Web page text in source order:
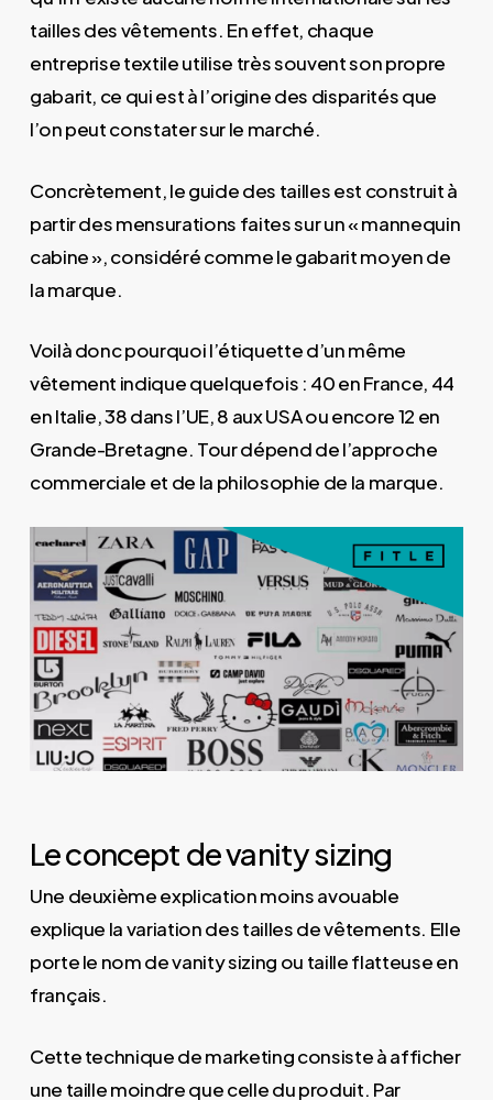
tailles des vêtements. En effet, chaque
entreprise textile utilise très souvent son propre
gabarit, ce qui est à l’origine des disparités que
l’on peut constater sur le marché.
Concrètement, le guide des tailles est construit à
partir des mensurations faites sur un « mannequin
cabine », considéré comme le gabarit moyen de
la marque.
Voilà donc pourquoi l’étiquette d’un même
vêtement indique quelquefois : 40 en France, 44
en Italie, 38 dans l’UE, 8 aux USA ou encore 12 en
Grande-Bretagne. Tour dépend de l’approche
commerciale et de la philosophie de la marque.
Le concept de vanity sizing
Une deuxième explication moins avouable
explique la variation des tailles de vêtements. Elle
porte le nom de vanity sizing ou taille flatteuse en
français.
Cette technique de marketing consiste à afficher
une taille moindre que celle du produit. Par